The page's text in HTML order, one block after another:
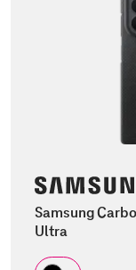
Samsung
Ultra